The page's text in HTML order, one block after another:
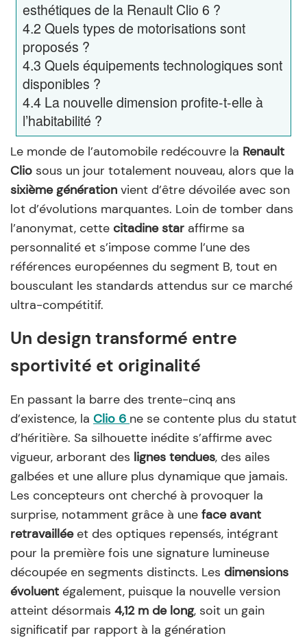
esthétiques de la Renault Clio 6 ?
4.2 Quels types de motorisations sont
proposés ?
4.3 Quels équipements technologiques sont
disponibles ?
4.4 La nouvelle dimension profite-t-elle à
l’habitabilité ?
Le monde de l’automobile redécouvre la Renault
Clio sous un jour totalement nouveau, alors que la
sixième génération vient d’être dévoilée avec son
lot d’évolutions marquantes. Loin de tomber dans
l’anonymat, cette citadine star affirme sa
personnalité et s’impose comme l’une des
références européennes du segment B, tout en
bousculant les standards attendus sur ce marché
ultra-compétitif.
Un design transformé entre
sportivité et originalité
En passant la barre des trente-cinq ans
d’existence, la Clio 6 ne se contente plus du statut
d’héritière. Sa silhouette inédite s’affirme avec
vigueur, arborant des lignes tendues, des ailes
galbées et une allure plus dynamique que jamais.
Les concepteurs ont cherché à provoquer la
surprise, notamment grâce à une face avant
retravailléeet des optiques repensés, intégrant
pour la première fois une signature lumineuse
découpée en segments distincts. Les dimensions
évoluent également, puisque la nouvelle version
atteint désormais 4,12 m de long, soit un gain
significatif par rapport à la génération